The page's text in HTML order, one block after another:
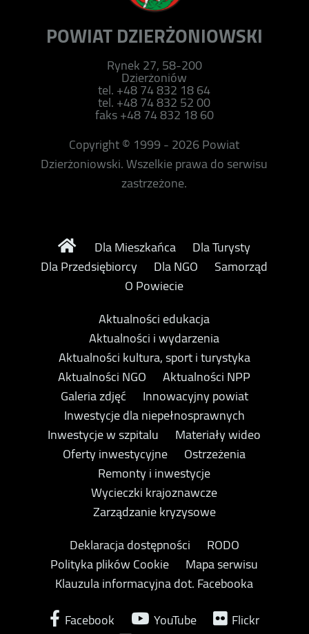
POWIAT DZIERŻONIOWSKI
Rynek 27, 58-200
Dzierżoniów
tel. +48 74 832 18 64
tel. +48 74 832 52 00
faks +48 74 832 18 60
Copyright © 1999 - 2026 Powiat
Dzierżoniowski. Wszelkie prawa do serwisu
zastrzeżone.
Dla Mieszkańca
Dla Turysty
Dla Przedsiębiorcy
Dla NGO
Samorząd
O Powiecie
Aktualności edukacja
Aktualności i wydarzenia
Aktualności kultura, sport i turystyka
Aktualności NGO
Aktualności NPP
Galeria zdjęć
Innowacyjny powiat
Inwestycje dla niepełnosprawnych
Inwestycje w szpitalu
Materiały wideo
Oferty inwestycyjne
Ostrzeżenia
Remonty i inwestycje
Wycieczki krajoznawcze
Zarządzanie kryzysowe
Deklaracja dostępności
RODO
Polityka plików Cookie
Mapa serwisu
Klauzula informacyjna dot. Facebooka
Facebook
YouTube
Flickr